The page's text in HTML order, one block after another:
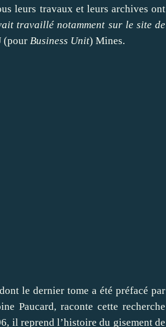
leurs travaux et leurs archives ont
travaillé notamment sur le site de
(pour Business Unit) Mines.
le dernier tome a été préfacé par
Paucard, raconte cette recherche
il reprend l’histoire du gisement de